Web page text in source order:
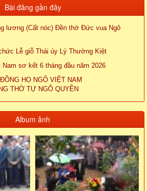
Bài đăng gần đây
lương (Cất nóc) Đền thờ Đức vua Ngô
Lễ giỗ Thái úy Lý Thường Kiệt
Nam sơ kết 6 tháng đầu năm 2026
HỌ NGÔ VIỆT NAM
THỜ TỰ NGÔ QUYỀN
Album ảnh